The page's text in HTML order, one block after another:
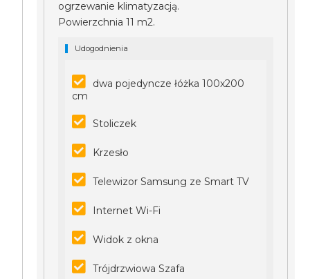
ogrzewanie klimatyzacją.
Powierzchnia 11 m2.
Udogodnienia
dwa pojedyncze łóżka 100x200
cm
Stoliczek
Krzesło
Telewizor Samsung ze Smart TV
Internet Wi-Fi
Widok z okna
Trójdrzwiowa Szafa